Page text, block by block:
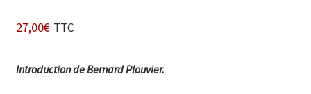
27,00€ TTC
Introduction de Bernard Plouvier.